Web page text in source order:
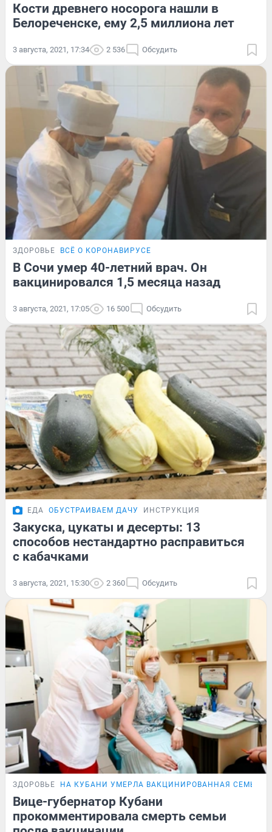
Кости древнего носорога нашли в
Белореченске, ему 2,5 миллиона лет
3 августа, 2021, 17:34 2 536 Обсудить
ЗДОРОВЬЕ ВСЁ О КОРОНАВИРУСЕ
В Сочи умер 40-летний врач. Он
вакцинировался 1,5 месяца назад
3 августа, 2021, 17:05 16 500 Обсудить
ЕДА ОБУСТРАИВАЕМ ДАЧУ ИНСТРУКЦИЯ
Закуска, цукаты и десерты: 13
способов нестандартно расправиться
с кабачками
3 августа, 2021, 15:30 2 360 Обсудить
ЗДОРОВЬЕ НА КУБАНИ УМЕРЛА ВАКЦИНИРОВАННАЯ СЕМЬЯ
Вице-губернатор Кубани
прокомментировала смерть семьи